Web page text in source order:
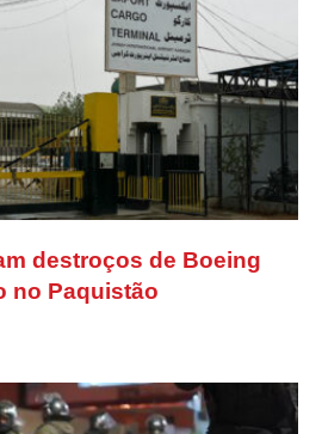
destroços de Boeing
no Paquistão